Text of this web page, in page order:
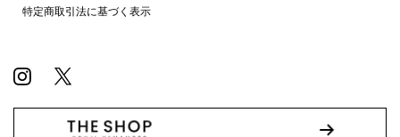
特定商取引法に基づく表示